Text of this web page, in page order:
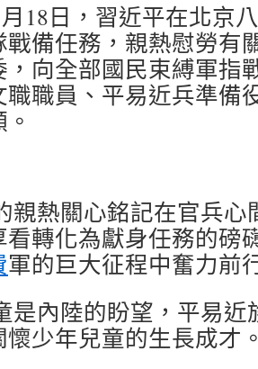
月18日，習近平在北京
戰備任務，親熱慰勞有
向全部國民束縛軍指
職職員、平易近兵準備
親熱關心銘記在官兵
看轉化為獻身任務的磅
軍的巨大征程中奮力前
是內陸的盼望，平易
懷少年兒童的生長成才